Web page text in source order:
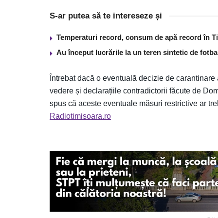
S-ar putea să te intereseze și
Temperaturi record, consum de apă record în
Au început lucrările la un teren sintetic de
Întrebat dacă o eventuală decizie de
vedere și declarațiile contradictorii făcute de
spus că aceste eventuale măsuri restrictive ar
Radiotimisoara.ro